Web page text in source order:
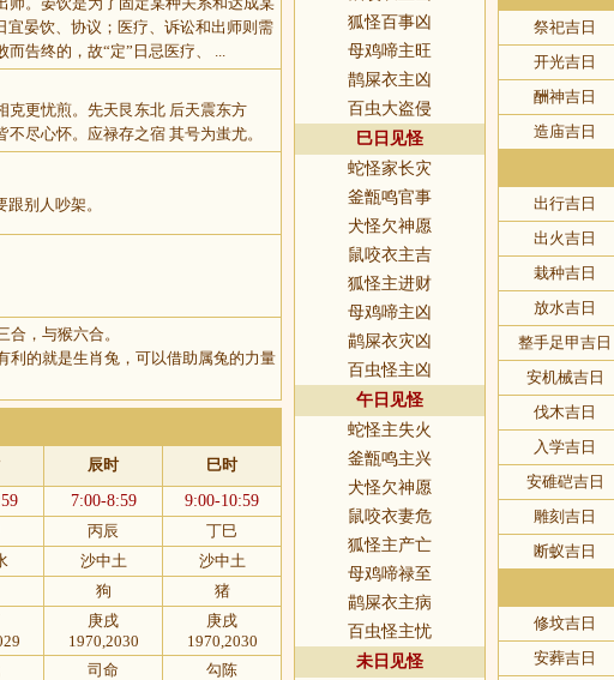
宜晏饮、协议；医疗、诉讼和出师则需
告终的，故“定”日忌医疗、 ...
克更忧煎。先天艮东北 后天震东方
尽心怀。应禄存之宿 其号为蚩尤。
别人吵架。
，与猴六合。
利的就是生肖兔，可以借助属兔的力量
辰时
巳时
7:00-8:59
9:00-10:59
丙辰
丁巳
沙中土
沙中土
狗 猪
庚戌
1970,2030
庚戌
1970,2030
司命
勾陈
狐怪百事凶
母鸡啼主旺
鹊屎衣主凶
百虫大盗侵
巳日见怪
蛇怪家长灾
釜甑鸣官事
犬怪欠神愿
鼠咬衣主吉
狐怪主进财
母鸡啼主凶
鹋屎衣灾凶
百虫怪主凶
午日见怪
蛇怪主失火
釜甑鸣主兴
犬怪欠神愿
鼠咬衣妻危
狐怪主产亡
母鸡啼禄至
鹋屎衣主病
百虫怪主忧
未日见怪
祭祀吉日
开光吉日
酬神吉日
造庙吉日
出行吉日
出火吉日
栽种吉日
放水吉日
整手足甲吉日
安机械吉日
伐木吉日
入学吉日
安碓硙吉日
雕刻吉日
断蚁吉日
修坟吉日
安葬吉日